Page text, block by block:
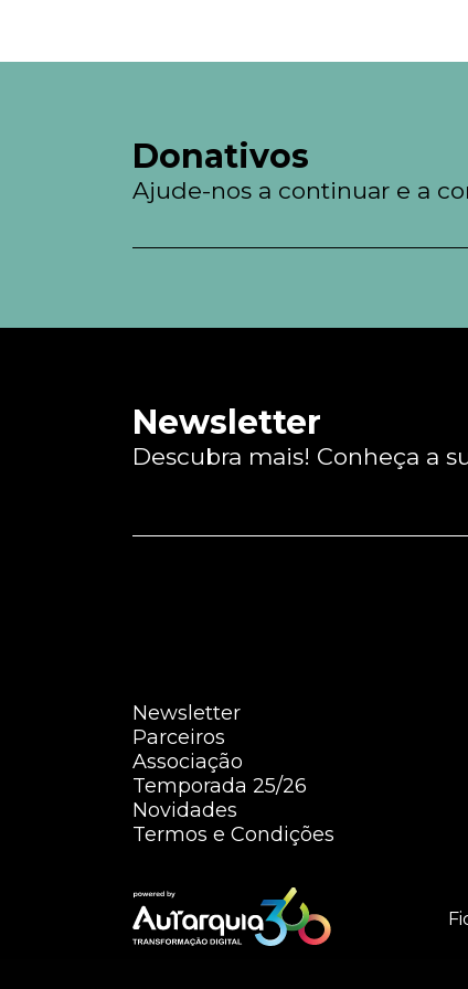
Donativos
Ajude-nos a continuar e a
Newsletter
Descubra mais! Conheça a
Newsletter
Parceiros
Associação
Temporada 25/26
Novidades
Termos e Condições